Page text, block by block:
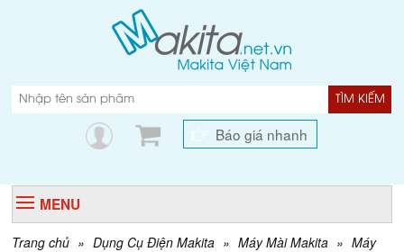
TÌM KIẾM
Báo giá nhanh
MENU
Trang chủ » Dụng Cụ Điện Makita » Máy Mài Makita » Máy